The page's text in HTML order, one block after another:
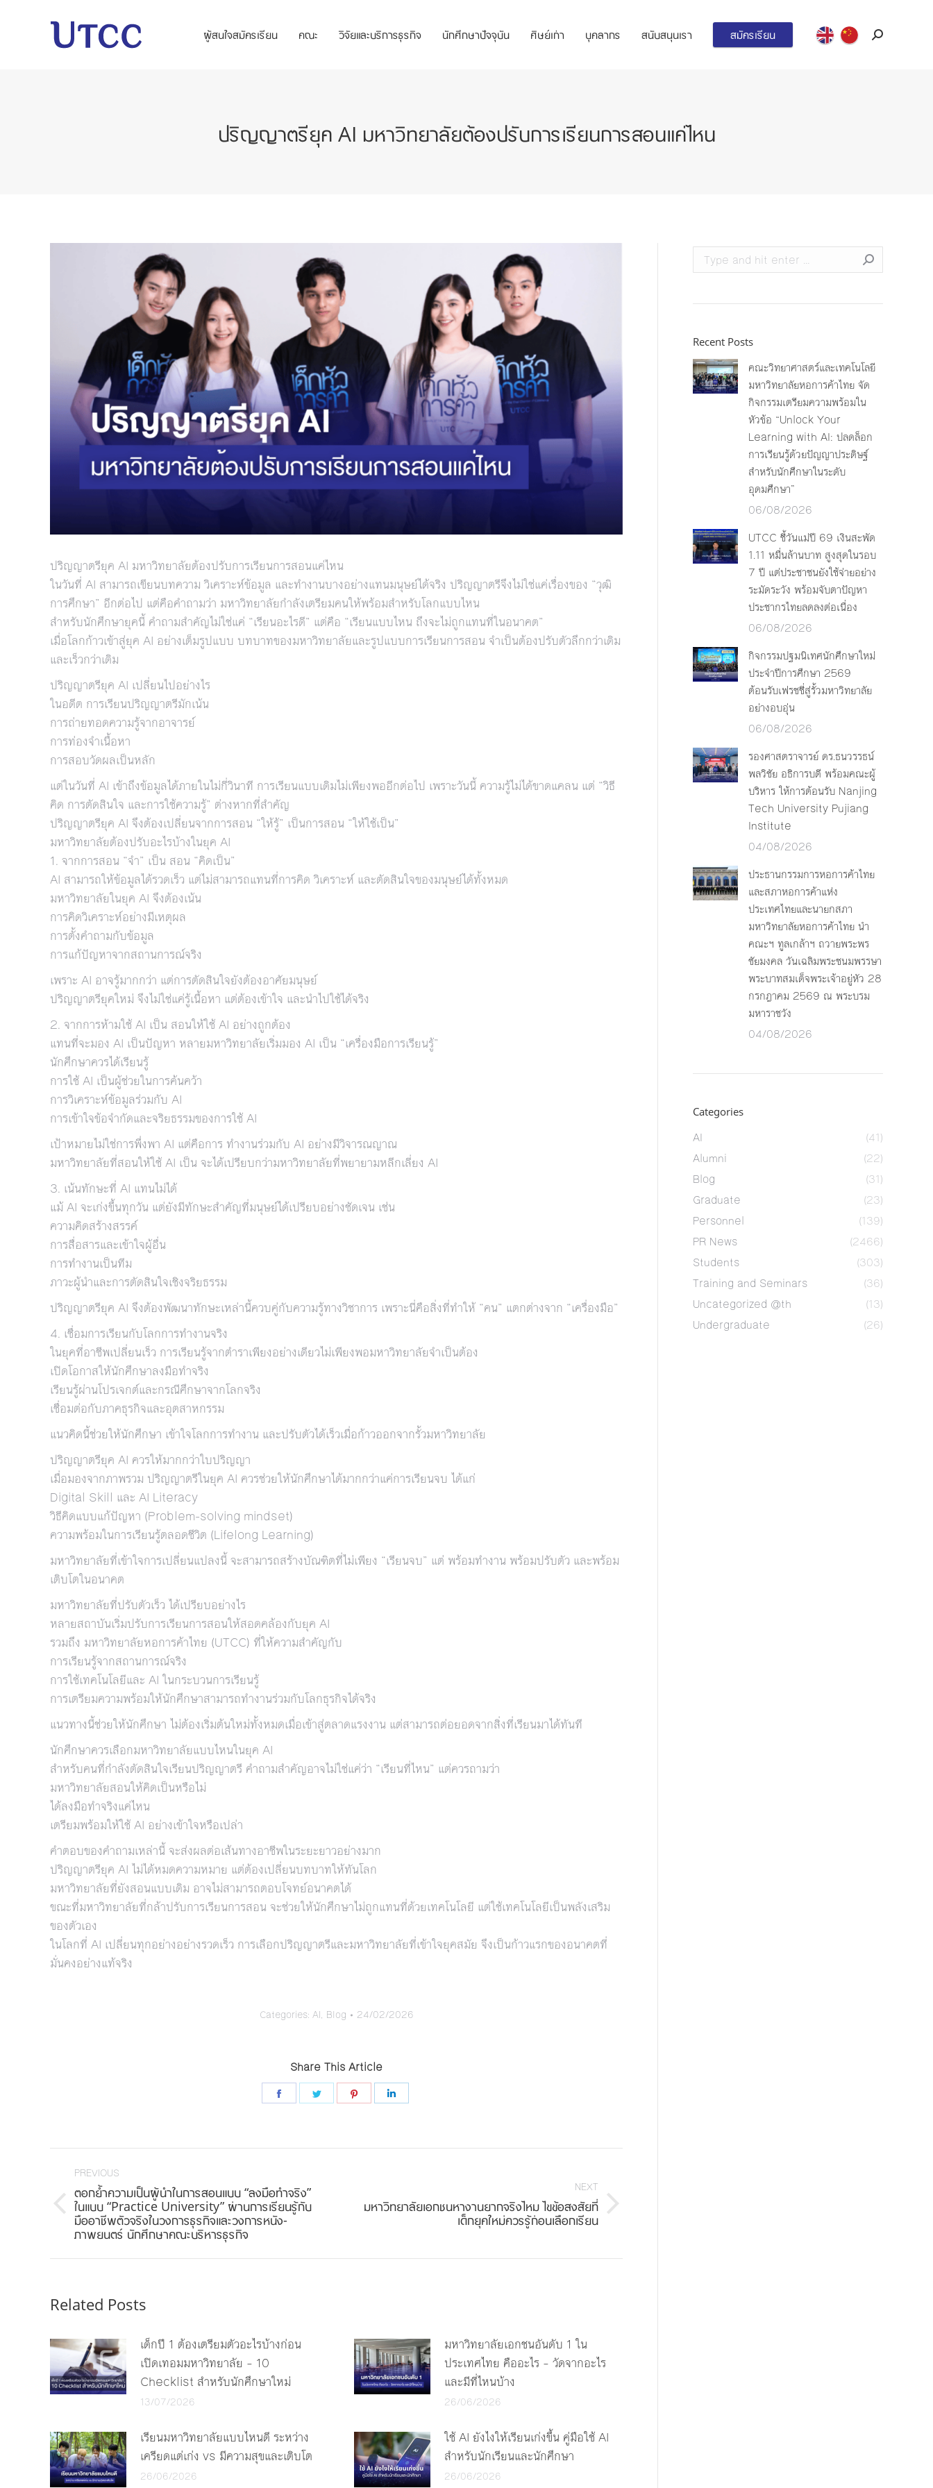
ผู้สนใจสมัครเรียน คณะ วิจัยและบริการธุรกิจ นักศึกษาปัจจุบัน ศิษย์เก่า บุคลากร สนับสนุนเรา สมัครเรียน Search:
ปริญญาตรียุค AI มหาวิทยาลัยต้องปรับการเรียนการสอนแค่ไหน
ปริญญาตรียุค AI มหาวิทยาลัยต้องปรับการเรียนการสอนแค่ไหน
ในวันที่ AI สามารถเขียนบทความ วิเคราะห์ข้อมูล และทำงานบางอย่างแทนมนุษย์ได้จริง ปริญญาตรีจึงไม่ใช่แค่เรื่องของ “วุฒิ
การศึกษา” อีกต่อไป แต่คือคำถามว่า มหาวิทยาลัยกำลังเตรียมคนให้พร้อมสำหรับโลกแบบไหน
สำหรับนักศึกษายุคนี้ คำถามสำคัญไม่ใช่แค่ “เรียนอะไรดี” แต่คือ “เรียนแบบไหน ถึงจะไม่ถูกแทนที่ในอนาคต”
เมื่อโลกก้าวเข้าสู่ยุค AI อย่างเต็มรูปแบบ บทบาทของมหาวิทยาลัยและรูปแบบการเรียนการสอน จำเป็นต้องปรับตัวลึกกว่าเดิม
และเร็วกว่าเดิม
ปริญญาตรียุค AI เปลี่ยนไปอย่างไร
ในอดีต การเรียนปริญญาตรีมักเน้น
การถ่ายทอดความรู้จากอาจารย์
การท่องจำเนื้อหา
การสอบวัดผลเป็นหลัก
แต่ในวันที่ AI เข้าถึงข้อมูลได้ภายในไม่กี่วินาที การเรียนแบบเดิมไม่เพียงพออีกต่อไป เพราะวันนี้ ความรู้ไม่ได้ขาดแคลน แต่ “วิธี
คิด การตัดสินใจ และการใช้ความรู้” ต่างหากที่สำคัญ
ปริญญาตรียุค AI จึงต้องเปลี่ยนจากการสอน “ให้รู้” เป็นการสอน “ให้ใช้เป็น”
มหาวิทยาลัยต้องปรับอะไรบ้างในยุค AI
1. จากการสอน “จำ” เป็น สอน “คิดเป็น”
AI สามารถให้ข้อมูลได้รวดเร็ว แต่ไม่สามารถแทนที่การคิด วิเคราะห์ และตัดสินใจของมนุษย์ได้ทั้งหมด
มหาวิทยาลัยในยุค AI จึงต้องเน้น
การคิดวิเคราะห์อย่างมีเหตุผล
การตั้งคำถามกับข้อมูล
การแก้ปัญหาจากสถานการณ์จริง
เพราะ AI อาจรู้มากกว่า แต่การตัดสินใจยังต้องอาศัยมนุษย์
ปริญญาตรียุคใหม่ จึงไม่ใช่แค่รู้เนื้อหา แต่ต้องเข้าใจ และนำไปใช้ได้จริง
2. จากการห้ามใช้ AI เป็น สอนให้ใช้ AI อย่างถูกต้อง
แทนที่จะมอง AI เป็นปัญหา หลายมหาวิทยาลัยเริ่มมอง AI เป็น “เครื่องมือการเรียนรู้”
นักศึกษาควรได้เรียนรู้
การใช้ AI เป็นผู้ช่วยในการค้นคว้า
การวิเคราะห์ข้อมูลร่วมกับ AI
การเข้าใจข้อจำกัดและจริยธรรมของการใช้ AI
เป้าหมายไม่ใช่การพึ่งพา AI แต่คือการ ทำงานร่วมกับ AI อย่างมีวิจารณญาณ
มหาวิทยาลัยที่สอนให้ใช้ AI เป็น จะได้เปรียบกว่ามหาวิทยาลัยที่พยายามหลีกเลี่ยง AI
3. เน้นทักษะที่ AI แทนไม่ได้
แม้ AI จะเก่งขึ้นทุกวัน แต่ยังมีทักษะสำคัญที่มนุษย์ได้เปรียบอย่างชัดเจน เช่น
ความคิดสร้างสรรค์
การสื่อสารและเข้าใจผู้อื่น
การทำงานเป็นทีม
ภาวะผู้นำและการตัดสินใจเชิงจริยธรรม
ปริญญาตรียุค AI จึงต้องพัฒนาทักษะเหล่านี้ควบคู่กับความรู้ทางวิชาการ เพราะนี่คือสิ่งที่ทำให้ “คน” แตกต่างจาก “เครื่องมือ”
4. เชื่อมการเรียนกับโลกการทำงานจริง
ในยุคที่อาชีพเปลี่ยนเร็ว การเรียนรู้จากตำราเพียงอย่างเดียวไม่เพียงพอมหาวิทยาลัยจำเป็นต้อง
เปิดโอกาสให้นักศึกษาลงมือทำจริง
เรียนรู้ผ่านโปรเจกต์และกรณีศึกษาจากโลกจริง
เชื่อมต่อกับภาคธุรกิจและอุตสาหกรรม
แนวคิดนี้ช่วยให้นักศึกษา เข้าใจโลกการทำงาน และปรับตัวได้เร็วเมื่อก้าวออกจากรั้วมหาวิทยาลัย
ปริญญาตรียุค AI ควรให้มากกว่าใบปริญญา
เมื่อมองจากภาพรวม ปริญญาตรีในยุค AI ควรช่วยให้นักศึกษาได้มากกว่าแค่การเรียนจบ ได้แก่
Digital Skill และ AI Literacy
วิธีคิดแบบแก้ปัญหา (Problem-solving mindset)
ความพร้อมในการเรียนรู้ตลอดชีวิต (Lifelong Learning)
มหาวิทยาลัยที่เข้าใจการเปลี่ยนแปลงนี้ จะสามารถสร้างบัณฑิตที่ไม่เพียง “เรียนจบ” แต่ พร้อมทำงาน พร้อมปรับตัว และพร้อม
เติบโตในอนาคต
มหาวิทยาลัยที่ปรับตัวเร็ว ได้เปรียบอย่างไร
หลายสถาบันเริ่มปรับการเรียนการสอนให้สอดคล้องกับยุค AI
รวมถึง มหาวิทยาลัยหอการค้าไทย (UTCC) ที่ให้ความสำคัญกับ
การเรียนรู้จากสถานการณ์จริง
การใช้เทคโนโลยีและ AI ในกระบวนการเรียนรู้
การเตรียมความพร้อมให้นักศึกษาสามารถทำงานร่วมกับโลกธุรกิจได้จริง
แนวทางนี้ช่วยให้นักศึกษา ไม่ต้องเริ่มต้นใหม่ทั้งหมดเมื่อเข้าสู่ตลาดแรงงาน แต่สามารถต่อยอดจากสิ่งที่เรียนมาได้ทันที
นักศึกษาควรเลือกมหาวิทยาลัยแบบไหนในยุค AI
สำหรับคนที่กำลังตัดสินใจเรียนปริญญาตรี คำถามสำคัญอาจไม่ใช่แค่ว่า “เรียนที่ไหน” แต่ควรถามว่า
มหาวิทยาลัยสอนให้คิดเป็นหรือไม่
ได้ลงมือทำจริงแค่ไหน
เตรียมพร้อมให้ใช้ AI อย่างเข้าใจหรือเปล่า
คำตอบของคำถามเหล่านี้ จะส่งผลต่อเส้นทางอาชีพในระยะยาวอย่างมาก
ปริญญาตรียุค AI ไม่ได้หมดความหมาย แต่ต้องเปลี่ยนบทบาทให้ทันโลก
มหาวิทยาลัยที่ยังสอนแบบเดิม อาจไม่สามารถตอบโจทย์อนาคตได้
ขณะที่มหาวิทยาลัยที่กล้าปรับการเรียนการสอน จะช่วยให้นักศึกษาไม่ถูกแทนที่ด้วยเทคโนโลยี แต่ใช้เทคโนโลยีเป็นพลังเสริม
ของตัวเอง
ในโลกที่ AI เปลี่ยนทุกอย่างอย่างรวดเร็ว การเลือกปริญญาตรีและมหาวิทยาลัยที่เข้าใจยุคสมัย จึงเป็นก้าวแรกของอนาคตที่
มั่นคงอย่างแท้จริง
Categories: AI, Blog 24/02/2026
Share This Article
Share Share
Share
navigation
PREVIOUS
Previous
post:
ตอกย้ำความเป็นผู้นำในการสอนแบบ “ลงมือทำจริง”
ในแบบ “Practice University” ผ่านการเรียนรู้กับ
มืออาชีพตัวจริงในวงการธุรกิจและวงการหนัง-
ภาพยนตร์ นักศึกษาคณะบริหารธุรกิจ
NEXT
Next
มหาวิทยาลัยเอกชนหางานยากจริงไหม ไขข้อสงสัยที่
เด็กยุคใหม่ควรรู้ก่อนเลือกเรียน
Related Posts
เด็กปี 1 ต้องเตรียมตัวอะไรบ้างก่อน
เปิดเทอมมหาวิทยาลัย – 10
Checklist สำหรับนักศึกษาใหม่
13/07/2026
มหาวิทยาลัยเอกชนอันดับ 1 ใน
ประเทศไทย คืออะไร – วัดจากอะไร
และมีที่ไหนบ้าง
26/06/2026
เรียนมหาวิทยาลัยแบบไหนดี ระหว่าง
เครียดแต่เก่ง vs มีความสุขและเติบโต
26/06/2026
ใช้ AI ยังไงให้เรียนเก่งขึ้น คู่มือใช้ AI
สำหรับนักเรียนและนักศึกษา
26/06/2026
Search:
Recent Posts
คณะวิทยาศาสตร์และเทคโนโลยี
มหาวิทยาลัยหอการค้าไทย จัด
กิจกรรมเตรียมความพร้อมใน
หัวข้อ “Unlock Your
Learning with AI: ปลดล็อก
การเรียนรู้ด้วยปัญญาประดิษฐ์
สำหรับนักศึกษาในระดับ
อุดมศึกษา”
06/08/2026
UTCC ชี้วันแม่ปี 69 เงินสะพัด
1.11 หมื่นล้านบาท สูงสุดในรอบ
7 ปี แต่ประชาชนยังใช้จ่ายอย่าง
ระมัดระวัง พร้อมจับตาปัญหา
ประชากรไทยลดลงต่อเนื่อง
06/08/2026
กิจกรรมปฐมนิเทศนักศึกษาใหม่
ประจำปีการศึกษา 2569
ต้อนรับเฟรชชี่สู่รั้วมหาวิทยาลัย
อย่างอบอุ่น
06/08/2026
รองศาสตราจารย์ ดร.ธนวรรธน์
พลวิชัย อธิการบดี พร้อมคณะผู้
บริหาร ให้การต้อนรับ Nanjing
Tech University Pujiang
Institute
04/08/2026
ประธานกรรมการหอการค้าไทย
และสภาหอการค้าแห่ง
ประเทศไทยและนายกสภา
มหาวิทยาลัยหอการค้าไทย นำ
คณะฯ ทูลเกล้าฯ ถวายพระพร
ชัยมงคล วันเฉลิมพระชนมพรรษา
พระบาทสมเด็จพระเจ้าอยู่หัว 28
กรกฎาคม 2569 ณ พระบรม
มหาราชวัง
04/08/2026
Categories
AI
(41)
Alumni
(22)
Blog
(31)
Graduate
(23)
Personnel
(139)
PR News
(2466)
Students
(303)
Training and Seminars
(36)
Uncategorized @th
(13)
Undergraduate
(26)